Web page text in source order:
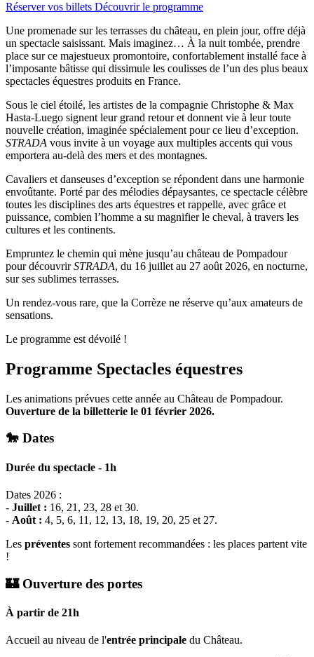
Réserver vos billets Découvrir le programme
Une promenade sur les terrasses du château, en plein jour, offre déjà
un spectacle saisissant. Mais imaginez… À la nuit tombée, prendre
place sur ce majestueux promontoire, confortablement installé face à
l’imposante bâtisse qui dissimule les coulisses de l’un des plus beaux
spectacles équestres produits en France.
Sous le ciel étoilé, les artistes de la compagnie Christophe & Max
Hasta-Luego signent leur grand retour et donnent vie à leur toute
nouvelle création, imaginée spécialement pour ce lieu d’exception.
STRADA vous invite à un voyage aux multiples accents qui vous
emportera au-delà des mers et des montagnes.
Cavaliers et danseuses d’exception se répondent dans une harmonie
envoûtante. Porté par des mélodies dépaysantes, ce spectacle célèbre
toutes les disciplines des arts équestres et rappelle, avec grâce et
puissance, combien l’homme a su magnifier le cheval, à travers les
cultures et les continents.
Empruntez le chemin qui mène jusqu’au château de Pompadour
pour découvrirSTRADA, du 16 juillet au 27 août 2026, en nocturne,
sur ses sublimes terrasses.
Un rendez-vous rare, que la Corrèze ne réserve qu’aux amateurs de
sensations.
Le programme est dévoilé !
Programme Spectacles équestres
Les animations prévues cette année au Château de Pompadour.
Ouverture de la billetterie le 01 février 2026.
🐎 Dates
Durée du spectacle - 1h
Dates 2026 :
- Juillet : 16, 21, 23, 28 et 30.
- Août : 4, 5, 6, 11, 12, 13, 18, 19, 20, 25 et 27.
Les préventes sont fortement recommandées : les places partent vite
!
🏰 Ouverture des portes
À partir de 21h
Accueil au niveau de l'entrée principale du Château.